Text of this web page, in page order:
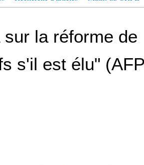
la réforme de
s'il est élu" (AFP